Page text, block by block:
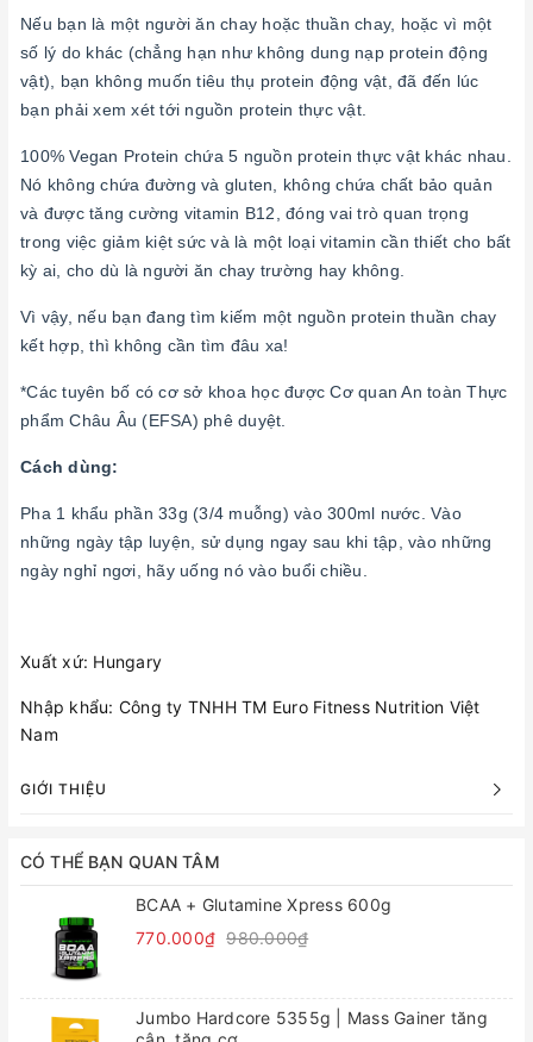
Nếu bạn là một người ăn chay hoặc thuần chay, hoặc vì một
số lý do khác (chẳng hạn như không dung nạp protein động
vật), bạn không muốn tiêu thụ protein động vật, đã đến lúc
bạn phải xem xét tới nguồn protein thực vật.
100% Vegan Protein chứa 5 nguồn protein thực vật khác nhau.
Nó không chứa đường và gluten, không chứa chất bảo quản
và được tăng cường vitamin B12, đóng vai trò quan trọng
trong việc giảm kiệt sức và là một loại vitamin cần thiết cho bất
kỳ ai, cho dù là người ăn chay trường hay không.
Vì vậy, nếu bạn đang tìm kiếm một nguồn protein thuần chay
kết hợp, thì không cần tìm đâu xa!
*Các tuyên bố có cơ sở khoa học được Cơ quan An toàn Thực
phẩm Châu Âu (EFSA) phê duyệt.
Cách dùng:
Pha 1 khẩu phần 33g (3/4 muỗng) vào 300ml nước. Vào
những ngày tập luyện, sử dụng ngay sau khi tập, vào những
ngày nghỉ ngơi, hãy uống nó vào buổi chiều.
Xuất xứ: Hungary
Nhập khẩu: Công ty TNHH TM Euro Fitness Nutrition Việt
Nam
GIỚI THIỆU
CÓ THỂ BẠN QUAN TÂM
BCAA + Glutamine Xpress 600g
770.000₫ 980.000₫
Jumbo Hardcore 5355g | Mass Gainer tăng